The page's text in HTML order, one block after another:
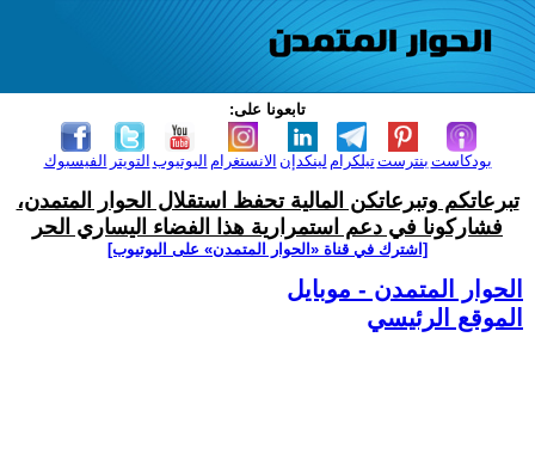
تابعونا على:
الفيسبوك التويتر اليوتيوب الانستغرام لينكدإن تيلكرامبنترست بودكاست
تبرعاتكم وتبرعاتكن المالية تحفظ استقلال الحوار المتمدن،
فشاركونا في دعم استمرارية هذا الفضاء اليساري الحر
[اشترك في قناة ‫«الحوار المتمدن» على اليوتيوب]
الحوار المتمدن - موبايل
الموقع الرئيسي